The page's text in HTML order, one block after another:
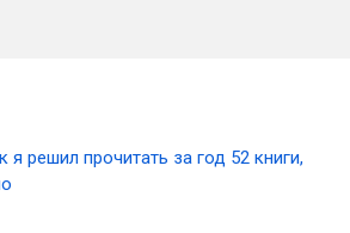
я решил прочитать за год 52 книги,